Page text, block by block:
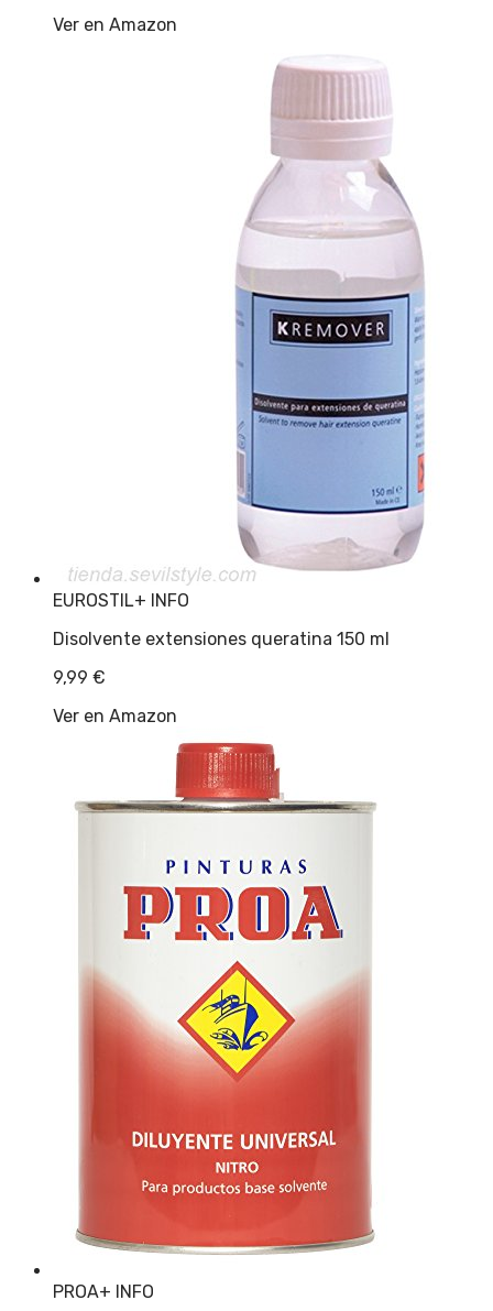
Ver en Amazon
EUROSTIL+ INFO
Disolvente extensiones queratina 150 ml
9,99 €
Ver en Amazon
PROA+ INFO